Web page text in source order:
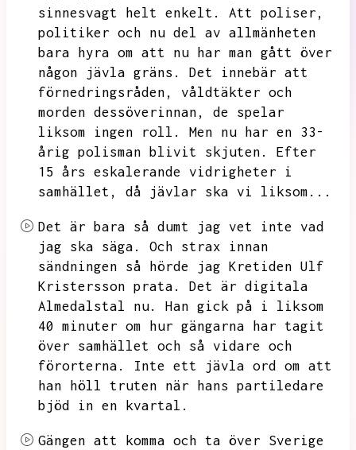
sinnesvagt helt enkelt.
Att poliser,
politiker och nu del av allmänheten
bara hyra om att nu har man gått över
någon jävla gräns.
Det innebär att
förnedringsråden,
våldtäkter och
morden dessöverinnan,
de spelar
liksom ingen roll.
Men nu har en 33-
årig polisman blivit skjuten.
Efter
15 års eskalerande vidrigheter i
samhället,
då jävlar ska vi liksom...
Det är bara så dumt jag vet inte vad
jag ska säga.
Och strax innan
sändningen så hörde jag Kretiden Ulf
Kristersson prata.
Det är digitala
Almedalstal nu.
Han gick på i liksom
40 minuter om hur gängarna har tagit
över samhället och så vidare och
förorterna.
Inte ett jävla ord om att
han höll truten när hans partiledare
bjöd in en kvartal.
Gängen att komma och ta över Sverige